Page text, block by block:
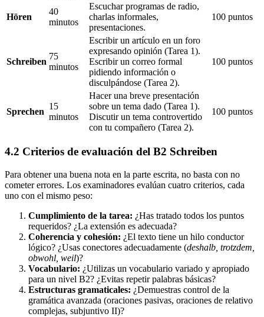
Hören
40
minutos
Escuchar programas de radio,
charlas informales,
presentaciones.
100 puntos
Schreiben
75
minutos
Escribir un artículo en un foro
expresando opinión (Tarea 1).
Escribir un correo formal
pidiendo información o
disculpándose (Tarea 2).
100 puntos
Sprechen
15
minutos
Hacer una breve presentación
sobre un tema dado (Tarea 1).
Discutir un tema controvertido
con tu compañero (Tarea 2).
100 puntos
4.2 Criterios de evaluación del B2 Schreiben
Para obtener una buena nota en la parte escrita, no basta con no
cometer errores. Los examinadores evalúan cuatro criterios, cada
uno con el mismo peso:
Cumplimiento de la tarea: ¿Has tratado todos los puntos
requeridos? ¿La extensión es adecuada?
Coherencia y cohesión: ¿El texto tiene un hilo conductor
lógico? ¿Usas conectores adecuadamente (deshalb, trotzdem,
obwohl, weil)?
Vocabulario: ¿Utilizas un vocabulario variado y apropiado
para un nivel B2? ¿Evitas repetir palabras básicas?
Estructuras gramaticales: ¿Demuestras control de la
gramática avanzada (oraciones pasivas, oraciones de relativo
complejas, subjuntivo II)?